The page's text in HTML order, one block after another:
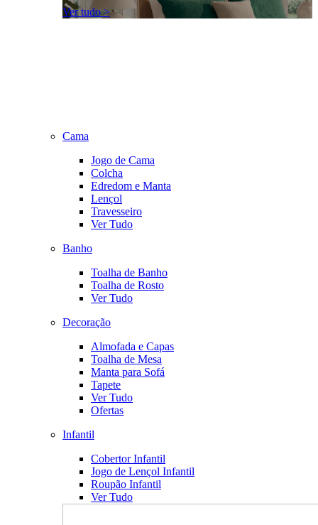
Ver tudo >
Cama
Jogo de Cama
Colcha
Edredom e Manta
Lençol
Travesseiro
Ver Tudo
Banho
Toalha de Banho
Toalha de Rosto
Ver Tudo
Decoração
Almofada e Capas
Toalha de Mesa
Manta para Sofá
Tapete
Ver Tudo
Ofertas
Infantil
Cobertor Infantil
Jogo de Lençol Infantil
Roupão Infantil
Ver Tudo